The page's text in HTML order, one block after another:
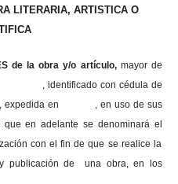
LITERARIA, ARTISTICA O
de la obra y/o artículo, mayor de
, identificado con cédula de
expedida en , en uso de sus
en adelante se denominará el
con el fin de que se realice la
publicación de una obra, en los